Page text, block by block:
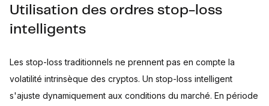
Utilisation des ordres stop-loss
intelligents
Les stop-loss traditionnels ne prennent pas en compte la
volatilité intrinsèque des cryptos. Un stop-loss intelligent
s'ajuste dynamiquement aux conditions du marché. En période